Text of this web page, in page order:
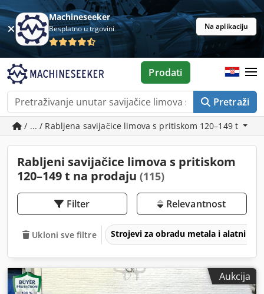
Machineseeker
Besplatno u trgovini Na aplikaciju
Pretraži
Prodati
/ ... / Rabljena savijačice limova s pritiskom 120–149 t
Rabljeni savijačice limova s pritiskom
120–149 t na prodaju (115)
Filter Relevantnost
Ukloni sve filtre Strojevi za obradu metala i alatni
Aukcija